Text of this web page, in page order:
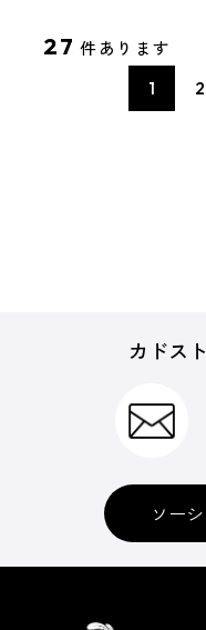
27 件あります
1 2
カドス
ソー